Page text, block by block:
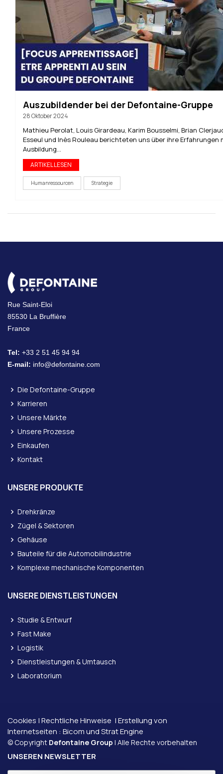
Auszubildender bei der Defontaine-Gruppe
28 Oktober 2024
Mathieu Perolat, Louis Girardeau, Karim Bousselmi, Brian
Esseul und Inès Rouleau berichteten uns über ihre Erfahrungen
Ausbildung...
ARTIKEL LESEN
Humanressourcen Strategie
Rue Saint-Eloi
85530 La Bruffière
France
Tel: +33 2 51 45 94 94
E-mail: info@defontaine.com
Die Defontaine-Gruppe
Karrieren
Unsere Märkte
Unsere Prozesse
Einkaufen
Kontakt
UNSERE PRODUKTE
Drehkränze
Zügel & Sektoren
Gehäuse
Bauteile für die Automobilindustrie
Komplexe mechanische Komponenten
UNSERE DIENSTLEISTUNGEN
Studie & Entwurf
Fast Make
Logistik
Dienstleistungen & Umtausch
Laboratorium
Cookies |Rechtliche Hinweise | Erstellung von
Internetseiten : Bicom undStrat Engine
© Copyright Defontaine Group | Alle Rechte vorbehalten
UNSEREN NEWSLETTER